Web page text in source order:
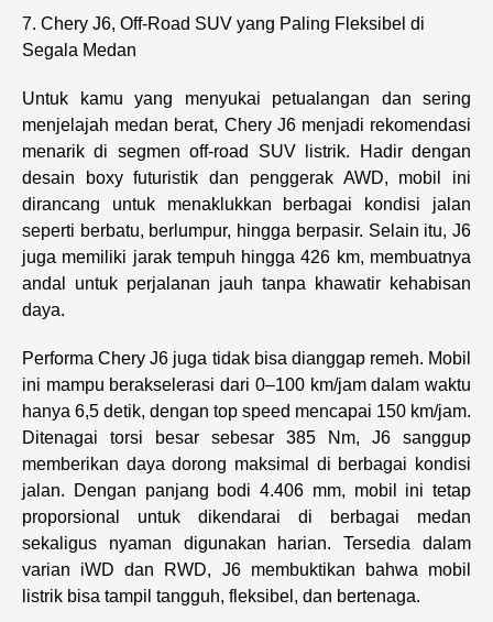
7. Chery J6, Off-Road SUV yang Paling Fleksibel di
Segala Medan
Untuk kamu yang menyukai petualangan dan sering
menjelajah medan berat, Chery J6 menjadi rekomendasi
menarik di segmen off-road SUV listrik. Hadir dengan
desain boxy futuristik dan penggerak AWD, mobil ini
dirancang untuk menaklukkan berbagai kondisi jalan
seperti berbatu, berlumpur, hingga berpasir. Selain itu, J6
juga memiliki jarak tempuh hingga 426 km, membuatnya
andal untuk perjalanan jauh tanpa khawatir kehabisan
daya.
Performa Chery J6 juga tidak bisa dianggap remeh. Mobil
ini mampu berakselerasi dari 0–100 km/jam dalam waktu
hanya 6,5 detik, dengan top speed mencapai 150 km/jam.
Ditenagai torsi besar sebesar 385 Nm, J6 sanggup
memberikan daya dorong maksimal di berbagai kondisi
jalan. Dengan panjang bodi 4.406 mm, mobil ini tetap
proporsional untuk dikendarai di berbagai medan
sekaligus nyaman digunakan harian. Tersedia dalam
varian iWD dan RWD, J6 membuktikan bahwa mobil
listrik bisa tampil tangguh, fleksibel, dan bertenaga.